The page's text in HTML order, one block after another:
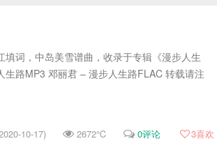
填词，中岛美雪谱曲，收录于专辑《漫步人生
路MP3 邓丽君 – 漫步人生路FLAC 转载请注
10-17) 2672℃ 0评论 3喜欢